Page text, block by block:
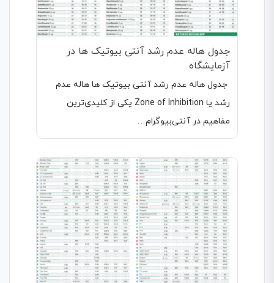
جدول هاله عدم رشد آنتی بیوتیک ها در
آزمایشگاه
جدول هاله عدم رشد آنتی بیوتیک ها هاله عدم
رشد یا Zone of Inhibition یکی از کلیدی‌ترین
مفاهیم در آنتی‌بیوگرام…